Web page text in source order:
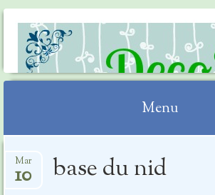
DECO2SEV
Menu
au
base du nid
Mar
10